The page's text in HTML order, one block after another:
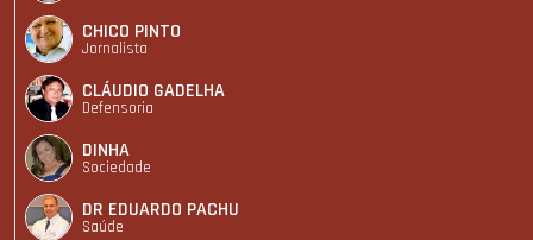
CHICO PINTO
Jornalista
CLÁUDIO GADELHA
Defensoria
DINHA
Sociedade
DR EDUARDO PACHU
Saúde